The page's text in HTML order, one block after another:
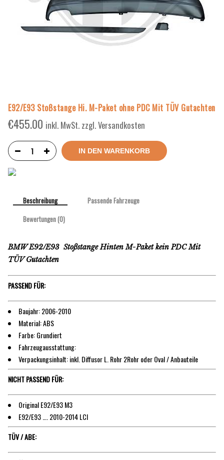
E92/E93 Stoßstange Hi. M-Paket ohne PDC Mit TÜV Gutachten
€455.00 inkl. MwSt. zzgl. Versandkosten
IN DEN WARENKORB
Beschreibung
Passende Fahrzeuge
Bewertungen (0)
BMW E92/E93 Stoßstange Hinten M-Paket kein PDC Mit
TÜV Gutachten
PASSEND FÜR:
Baujahr: 2006-2010
Material: ABS
Farbe: Grundiert
Fahrzeugausstattung:
Verpackungsinhalt: inkl. Diffusor L. Rohr 2Rohr oder Oval / Anbauteile
NICHT PASSEND FÜR:
Original E92/E93 M3
E92/E93 …. 2010-2014 LCI
TÜV / ABE: